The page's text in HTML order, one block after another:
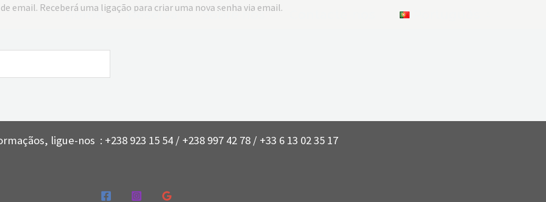
Home Reserva Sobre nós
email. Receberá uma ligação para criar uma nova senha via email.
ligue-nos : +238 923 15 54 / +238 997 42 78 / +33 6 13 02 35 17